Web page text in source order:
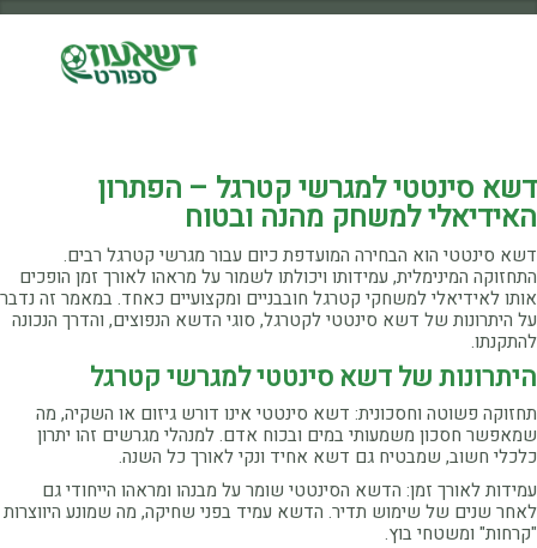
דשא סינטטי למגרשי קטרגל – הפתרון
האידיאלי למשחק מהנה ובטוח
דשא סינטטי הוא הבחירה המועדפת כיום עבור מגרשי קטרגל רבים.
התחזוקה המינימלית, עמידותו ויכולתו לשמור על מראהו לאורך זמן הופכים
אותו לאידיאלי למשחקי קטרגל חובבניים ומקצועיים כאחד. במאמר זה נדבר
על היתרונות של דשא סינטטי לקטרגל, סוגי הדשא הנפוצים, והדרך הנכונה
להתקנתו.
היתרונות של דשא סינטטי למגרשי קטרגל
תחזוקה פשוטה וחסכונית: דשא סינטטי אינו דורש גיזום או השקיה, מה
שמאפשר חסכון משמעותי במים ובכוח אדם. למנהלי מגרשים זהו יתרון
כלכלי חשוב, שמבטיח גם דשא אחיד ונקי לאורך כל השנה.
עמידות לאורך זמן: הדשא הסינטטי שומר על מבנהו ומראהו הייחודי גם
לאחר שנים של שימוש תדיר. הדשא עמיד בפני שחיקה, מה שמונע היווצרות
"קרחות" ומשטחי בוץ.